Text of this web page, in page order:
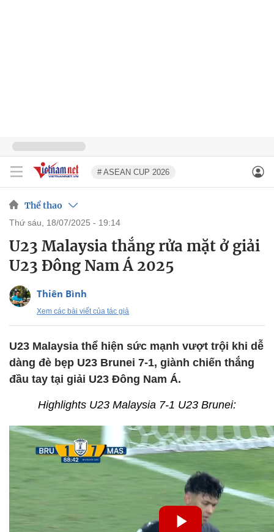
# ASEAN CUP 2026
Thể thao
thứ sáu, 18/07/2025 - 19:14
U23 Malaysia thắng rửa mặt ở giải
U23 Đông Nam Á 2025
Thiên Bình
Xem các bài viết của tác giả
U23 Malaysia thể hiện sức mạnh vượt trội khi dễ
dàng đè bẹp U23 Brunei 7-1, giành chiến thắng
đầu tay tại giải U23 Đông Nam Á.
Highlights U23 Malaysia 7-1 U23 Brunei: